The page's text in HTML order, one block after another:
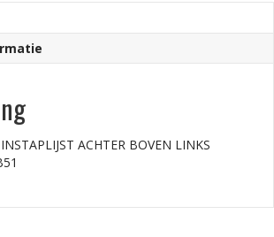
ACHTER BOVEN LINKS